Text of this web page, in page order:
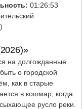
01:26:53
на долгожданные
о городской
как в старые
в кошмар, когда
русло реки.